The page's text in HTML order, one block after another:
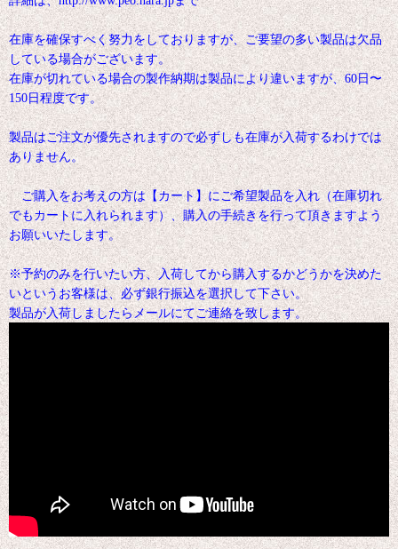
在庫を確保すべく努力をしておりますが、ご要望の多い製品は欠品
している場合がございます。
在庫が切れている場合の製作納期は製品により違いますが、60日〜
150日程度です。
製品はご注文が優先されますので必ずしも在庫が入荷するわけでは
ありません。
ご購入をお考えの方は【カート】にご希望製品を入れ（在庫切れ
でもカートに入れられます）、購入の手続きを行って頂きますよう
お願いいたします。
※予約のみを行いたい方、入荷してから購入するかどうかを決めた
いというお客様は、必ず銀行振込を選択して下さい。
製品が入荷しましたらメールにてご連絡を致します。